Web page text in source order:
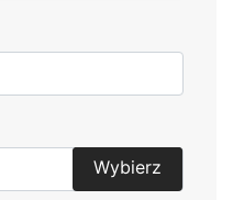
Wybierz